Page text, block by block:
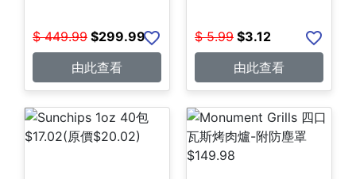
$ 449.99 $299.99
由此查看
$ 5.99 $3.12
由此查看